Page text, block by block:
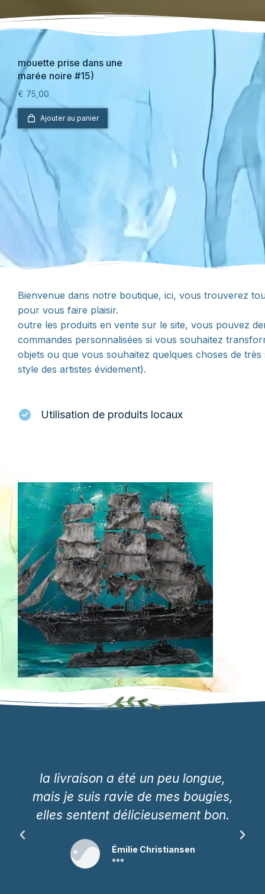
mouette prise dans une
marée noire #15)
€ 75,00
Ajouter au panier
Bienvenue dans notre boutique, ici, vous trouverez
pour vous faire plaisir.
outre les produits en vente sur le site, vous pouvez
commandes personnalisées si vous souhaitez
objets ou que vous souhaitez quelques choses de très
style des artistes évidement).
Utilisation de produits locaux
la livraison a été un peu longue,
mais je suis ravie de mes bougies,
elles sentent délicieusement bon.
Émilie Christiansen
***